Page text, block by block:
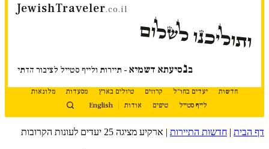
JewishTraveler.co.il
ותוליכנו לשלום
בנסיעתא דשמיא - תיירות ולייף סטייל לציבור הדתי
חדשות יעדים בחו"ל קרוזים טיולים בארץ מסעדות
מלונאות
לייף סטייל
טיפים אודות English
דף הבית | חדשות התיירות | ארקיע מציגה 25 יעדים לעונות הקרובות